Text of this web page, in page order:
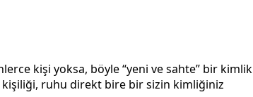
kişi yoksa, böyle “yeni ve sahte” bir kimlik
ruhu direkt bire bir sizin kimliğiniz